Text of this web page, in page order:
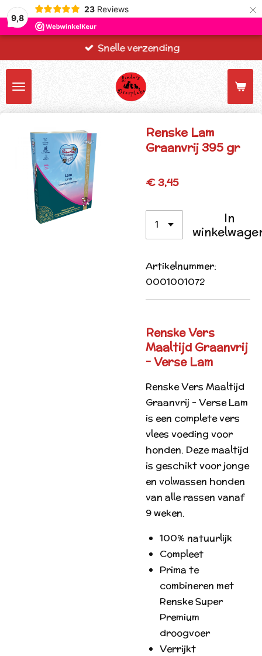
9,8
23 Reviews ×
Snelle verzending
Renske Lam
Graanvrij 395 gr
€ 3,45
In
Artikelnummer:
0001001072
Renske Vers
Maaltijd Graanvrij
- Verse Lam
Renske Vers Maaltijd
Graanvrij - Verse Lam
is een complete vers
vlees voeding voor
honden. Deze maaltijd
is geschikt voor jonge
en volwassen honden
van alle rassen vanaf
9 weken.
100% natuurlijk
Compleet
Prima te
combineren met
Renske Super
Premium
droogvoer
Verrijkt